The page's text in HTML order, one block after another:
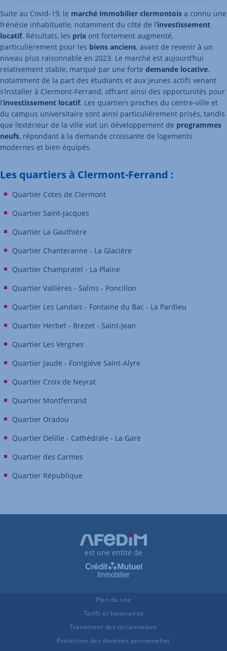
Suite au Covid-19, le marché immobilier clermontois a connu une
frénésie inhabituelle, notamment du côté de l’investissement
locatif. Résultats, les prix ont fortement augmenté,
particulièrement pour les biens anciens, avant de revenir à un
niveau plus raisonnable en 2023. Le marché est aujourd’hui
relativement stable, marqué par une forte demande locative,
notamment de la part des étudiants et aux jeunes actifs venant
s’installer à Clermont-Ferrand, offrant ainsi des opportunités pour
l’investissement locatif. Les quartiers proches du centre-ville et
du campus universitaire sont ainsi particulièrement prisés, tandis
que l’extérieur de la ville voit un développement de programmes
neufs, répondant à la demande croissante de logements
modernes et bien équipés.
Les quartiers à Clermont-Ferrand :
Quartier Cotes de Clermont
Quartier Saint-Jacques
Quartier La Gauthière
Quartier Chanteranne - La Glacière
Quartier Champratel - La Plaine
Quartier Vallières - Salins - Poncillon
Quartier Les Landais - Fontaine du Bac - La Pardieu
Quartier Herbet - Brezet - Saint-Jean
Quartier Les Vergnes
Quartier Jaude - Fontgiève Saint-Alyre
Quartier Croix de Neyrat
Quartier Montferrand
Quartier Oradou
Quartier Delille - Cathédrale - La Gare
Quartier des Carmes
Quartier République
est une entité de
Plan du site
Tarifs et honoraires
Traitement des réclamations
Protection des données personnelles